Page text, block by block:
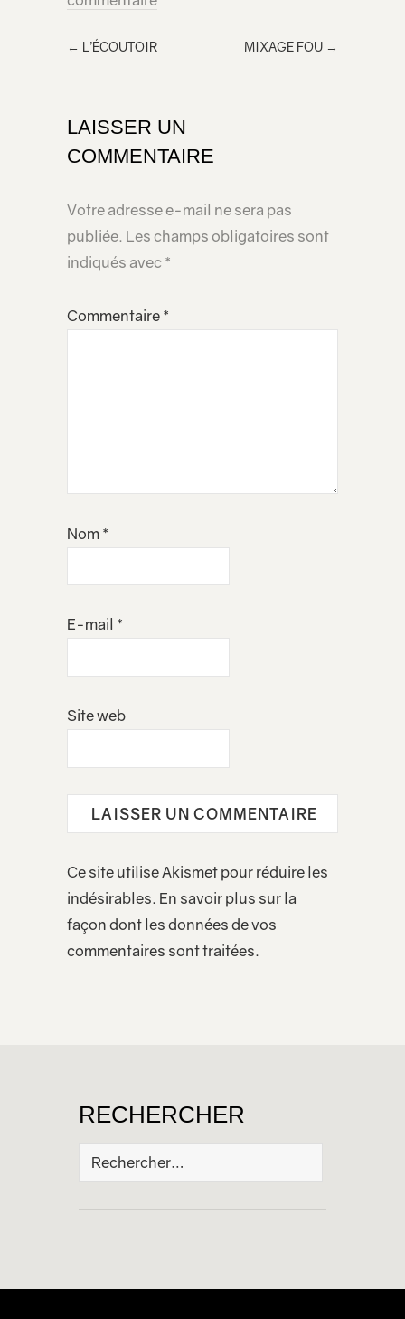
← L’ÉCOUTOIR MIXAGE FOU →
LAISSER UN
COMMENTAIRE
Votre adresse e-mail ne sera pas
publiée. Les champs obligatoires sont
indiqués avec *
Commentaire *
Nom *
E-mail *
Site web
Ce site utilise Akismet pour réduire les
indésirables. En savoir plus sur la
façon dont les données de vos
commentaires sont traitées.
RECHERCHER
Rechercher :